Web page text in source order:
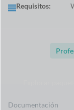
Requisitos:
Documentación